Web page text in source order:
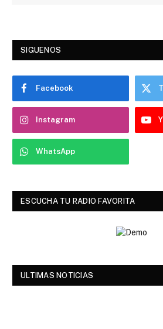
SIGUENOS
Facebook
Instagram
WhatsApp
ESCUCHA TU RADIO FAVORITA
ULTIMAS NOTICIAS